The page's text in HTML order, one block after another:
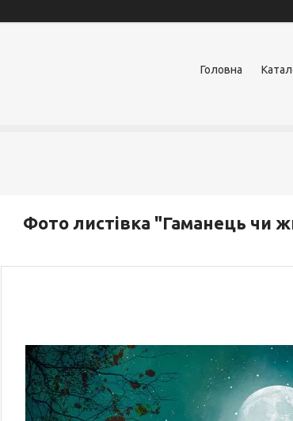
Головна
Фото листівка "Гаманець чи